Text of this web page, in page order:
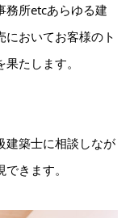
務所etcあらゆる建
おいてお客様のト
たします。
建築士に相談しなが
きます。